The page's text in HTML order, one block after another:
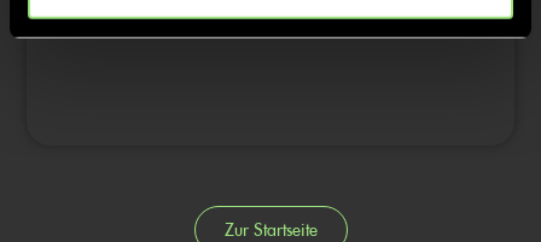
4/4
Zur Startseite